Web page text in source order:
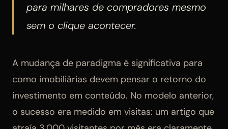
para milhares de compradores mesmo
sem o clique acontecer.
A mudança de paradigma é significativa para
como imobiliárias devem pensar o retorno do
investimento em conteúdo. No modelo anterior,
o sucesso era medido em visitas: um artigo que